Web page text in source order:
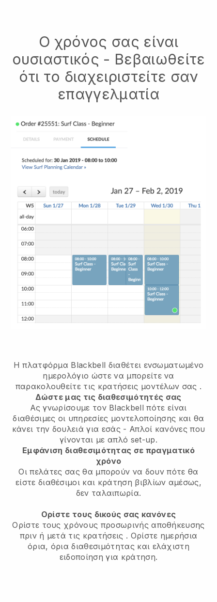
Ο χρόνος σας είναι
ουσιαστικός - Βεβαιωθείτε
ότι το διαχειριστείτε σαν
επαγγελματία
Η πλατφόρμα Blackbell διαθέτει ενσωματωμένο
ημερολόγιο ώστε να μπορείτε να
παρακολουθείτε τις κρατήσεις μοντέλων σας .
Δώστε μας τις διαθεσιμότητές σας
Ας γνωρίσουμε τον Blackbell πότε είναι
διαθέσιμες οι υπηρεσίες μοντελοποίησης και θα
κάνει την δουλειά για εσάς- Απλοί κανόνες που
γίνονται με απλό set-up.
Εμφάνιση διαθεσιμότητας σε πραγματικό
χρόνο
Οι πελάτες σας θα μπορούν να δουν πότε θα
είστε διαθέσιμοι και κράτηση βιβλίων αμέσως,
δεν ταλαιπωρία.
Ορίστε τους δικούς σας κανόνες
Ορίστε τους χρόνους προσωρινής αποθήκευσης
πριν ή μετά τις κρατήσεις . Ορίστε ημερήσια
όρια, όρια διαθεσιμότητας και ελάχιστη
ειδοποίηση για κράτηση.